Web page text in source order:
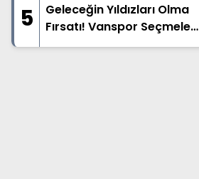
5
Geleceğin Yıldızları Olma
Fırsatı! Vanspor Seçmeleri
Başladı